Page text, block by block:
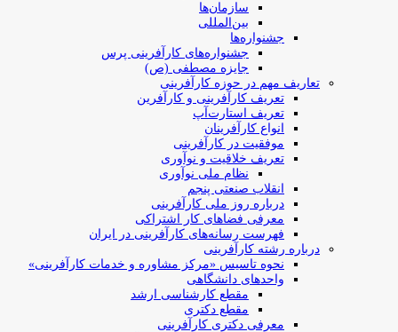
سازمان‌ها
بین‌المللی
جشنواره‌ها
جشنواره‌های کارآفرینی‌ پرس
جایزه مصطفی (ص)
تعاریف مهم در حوزه کارآفرینی
تعریف کارآفرینی و کارآفرین
تعریف استارت‌آپ
انواع کارآفرینان
موفقیت در کارآفرینی
تعریف خلاقیت و نوآوری
نظام ملی نوآوری
انقلاب صنعتی پنجم
درباره روز ملی کارآفرینی
معرفی فضاهای کار اشتراکی
فهرست رسانه‌های کارآفرینی در ایران
درباره رشته کارآفرینی
نحوه تاسیس «مرکز مشاوره و خدمات کارآفرینی»
واحدهای دانشگاهی
مقطع کارشناسی ارشد
مقطع دکتری
معرفی دکتری کارآفرینی